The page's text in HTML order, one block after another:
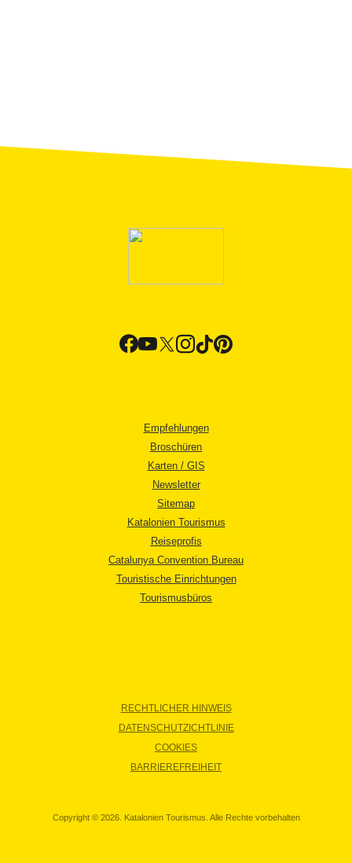
Empfehlungen
Broschüren
Karten / GIS
Newsletter
Sitemap
Katalonien Tourismus
Reiseprofis
Catalunya Convention Bureau
Touristische Einrichtungen
Tourismusbüros
RECHTLICHER HINWEIS
DATENSCHUTZICHTLINIE
COOKIES
BARRIEREFREIHEIT
Copyright © 2026. Katalonien Tourismus. Alle Rechte vorbehalten